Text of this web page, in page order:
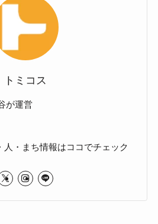
トミコス
が運営
人・まち情報はココでチェック